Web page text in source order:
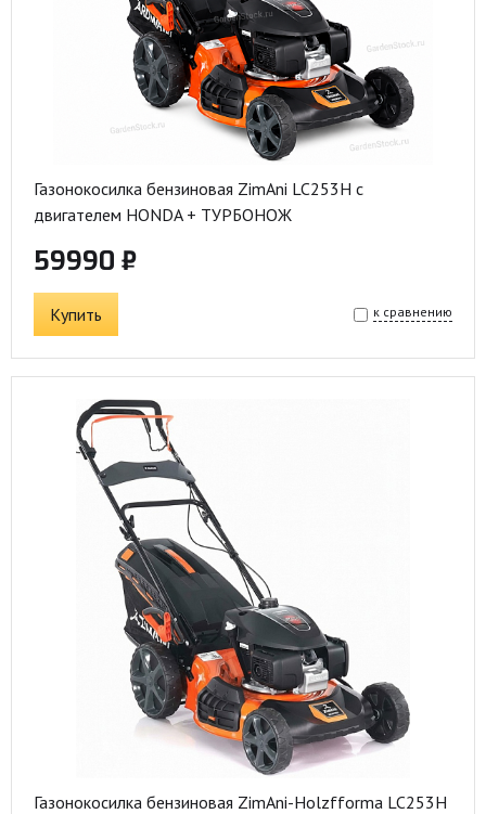
Газонокосилка бензиновая ZimAni LC253H с
двигателем HONDA + ТУРБОНОЖ
59990 ₽
Купить к сравнению
Газонокосилка бензиновая ZimAni-Holzfforma LC253H